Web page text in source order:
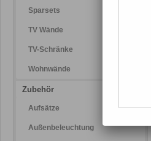
Sparsets
TV Wände
TV-Schränke
Wohnwände
Zubehör
Aufsätze
Außenbeleuchtung